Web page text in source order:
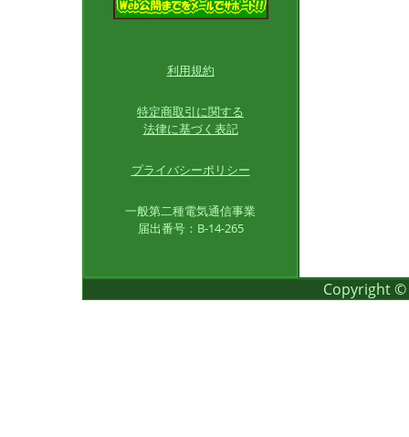
利用規約
特定商取引に関する
法律に基づく表記
プライバシーポリシー
一般第二種電気通信事業
届出番号：B-14-265
Copyright